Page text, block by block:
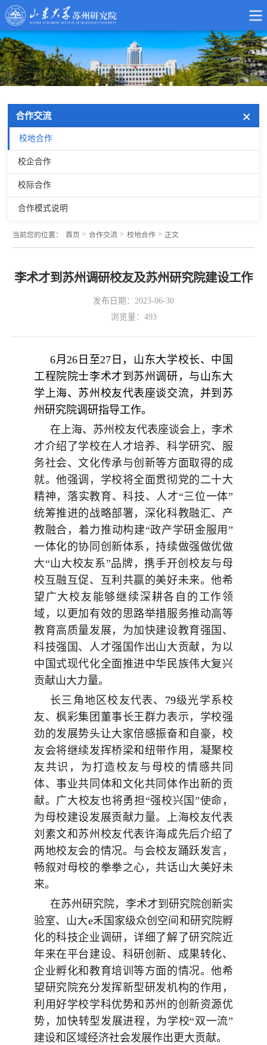
合作交流
校地合作
校企合作
校际合作
合作模式说明
当前您的位置： 首页 > 合作交流 > 校地合作 > 正文
李术才到苏州调研校友及苏州研究院建设工作
发布日期：2023-06-30
浏览量： 493
6月26日至27日，山东大学校长、中国
工程院院士李术才到苏州调研，与山东大
学上海、苏州校友代表座谈交流，并到苏
州研究院调研指导工作。
在上海、苏州校友代表座谈会上，李术
才介绍了学校在人才培养、科学研究、服
务社会、文化传承与创新等方面取得的成
就。他强调，学校将全面贯彻党的二十大
精神，落实教育、科技、人才“三位一体”
统筹推进的战略部署，深化科教融汇、产
教融合，着力推动构建“政产学研金服用”
一体化的协同创新体系，持续做强做优做
大“山大校友系”品牌，携手开创校友与母
校互融互促、互利共赢的美好未来。他希
望广大校友能够继续深耕各自的工作领
域，以更加有效的思路举措服务推动高等
教育高质量发展，为加快建设教育强国、
科技强国、人才强国作出山大贡献，为以
中国式现代化全面推进中华民族伟大复兴
贡献山大力量。
长三角地区校友代表、 79级光学系校
友、枫彩集团董事长王群力表示，学校强
劲的发展势头让大家倍感振奋和自豪，校
友会将继续发挥桥梁和纽带作用，凝聚校
友共识，为打造校友与母校的情感共同
体、事业共同体和文化共同体作出新的贡
献。广大校友也将勇担“强校兴国”使命，
为母校建设发展贡献力量。上海校友代表
刘素文和苏州校友代表许海成先后介绍了
两地校友会的情况。与会校友踊跃发言，
畅叙对母校的拳拳之心，共话山大美好未
来。
在苏州研究院，李术才到研究院创新实
验室、山大e禾国家级众创空间和研究院孵
化的科技企业调研，详细了解了研究院近
年来在平台建设、科研创新、成果转化、
企业孵化和教育培训等方面的情况。他希
望研究院充分发挥新型研发机构的作用，
利用好学校学科优势和苏州的创新资源优
势，加快转型发展进程，为学校“双一流”
建设和区域经济社会发展作出更大贡献。